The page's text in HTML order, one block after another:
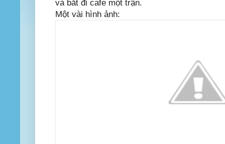
và bắt đi cafe một trận.
Một vài hình ảnh: